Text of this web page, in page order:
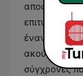
επιτυχίες.
έναν
ακούσματα
σύγχρονες